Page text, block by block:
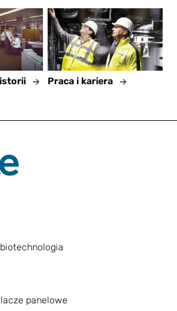
Praca i kariera
panelowe